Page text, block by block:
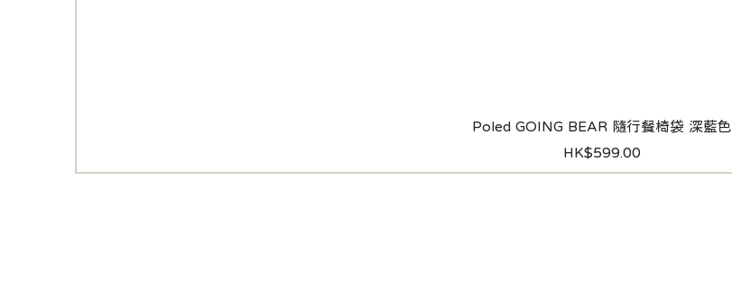
快速瀏覽
Poled GOING BEAR 隨行餐椅袋 深藍色
價格
HK$599.00